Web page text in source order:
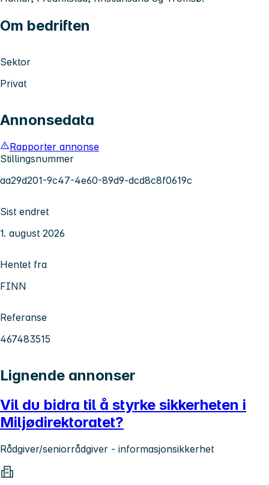
Om bedriften
Sektor
Privat
Annonsedata
Rapporter annonse
Stillingsnummer
aa29d201-9c47-4e60-89d9-dcd8c8f0619c
Sist endret
1. august 2026
Hentet fra
FINN
Referanse
467483515
Lignende annonser
Vil du bidra til å styrke sikkerheten i
Miljødirektoratet?
Rådgiver/seniorrådgiver - informasjonsikkerhet